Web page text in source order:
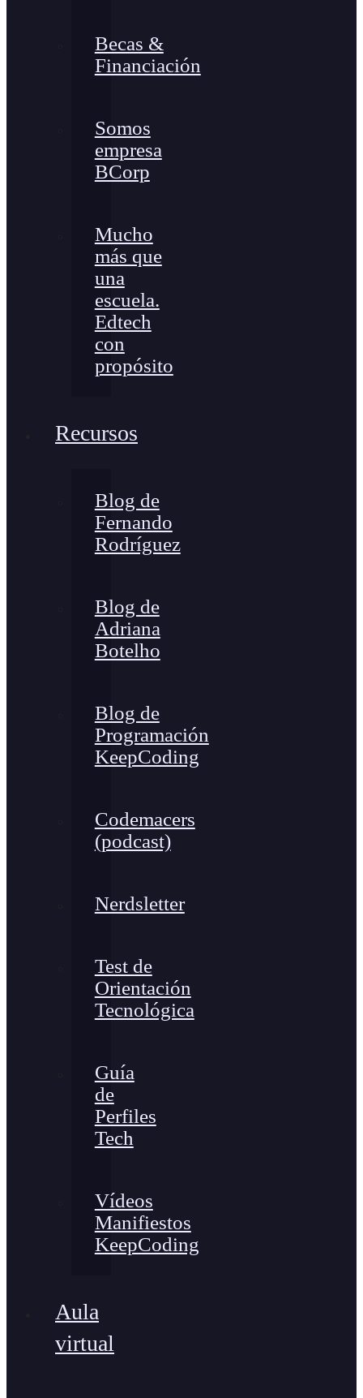
Becas &
Financiación
Somos
empresa
BCorp
Mucho
más que
una
escuela.
Edtech
con
propósito
Recursos
Blog de
Fernando
Rodríguez
Blog de
Adriana
Botelho
Blog de
Programación
KeepCoding
Codemacers
(podcast)
Nerdsletter
Test de
Orientación
Tecnológica
Guía
de
Perfiles
Tech
Vídeos
Manifiestos
KeepCoding
Aula
virtual